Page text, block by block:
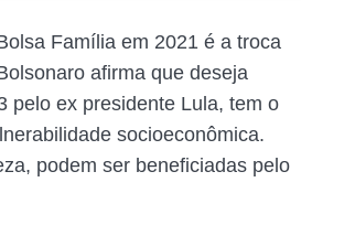
Família em 2021 é a troca
afirma que deseja
pelo ex presidente Lula, tem o
socioeconômica.
podem ser beneficiadas pelo